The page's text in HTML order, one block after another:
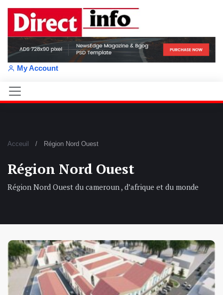
My Account
Acceuil Région Nord Ouest
Région Nord Ouest
Région Nord Ouest du cameroun , d’afrique et du monde